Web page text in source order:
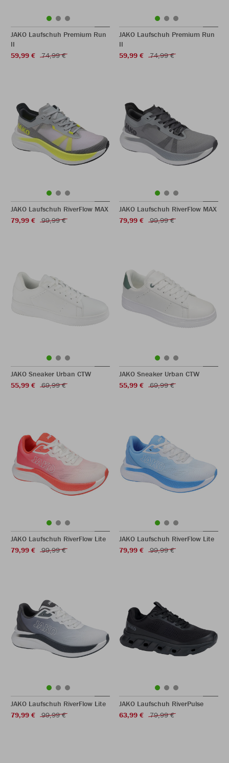
JAKO Laufschuh Premium Run
II
59,99 €
74,99 €
JAKO Laufschuh Premium Run
II
59,99 €
74,99 €
JAKO Laufschuh RiverFlow MAX
79,99 €
99,99 €
JAKO Laufschuh RiverFlow MAX
79,99 €
99,99 €
JAKO Sneaker Urban CTW
55,99 €
69,99 €
JAKO Sneaker Urban CTW
55,99 €
69,99 €
JAKO Laufschuh RiverFlow Lite
79,99 €
99,99 €
JAKO Laufschuh RiverFlow Lite
79,99 €
99,99 €
JAKO Laufschuh RiverFlow Lite
79,99 €
99,99 €
JAKO Laufschuh RiverPulse
63,99 €
79,99 €